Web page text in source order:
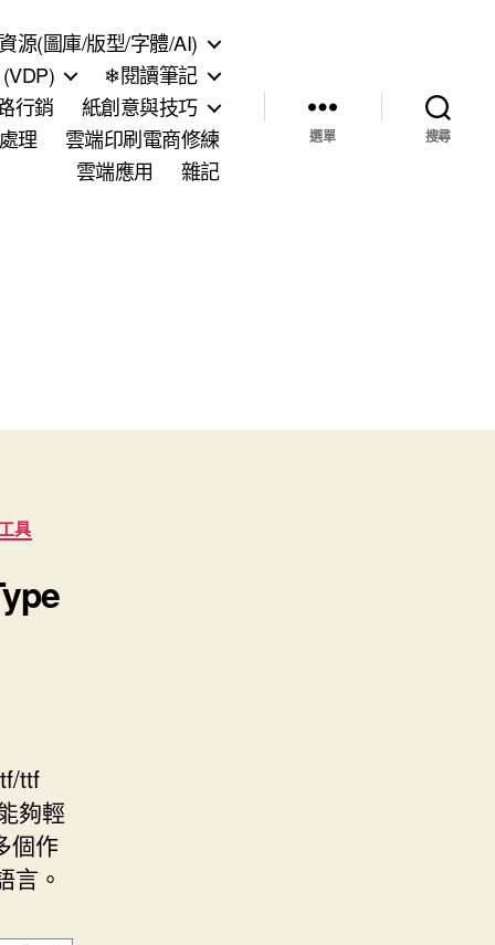
源(圖庫/版型/字體/AI)
❄閱讀筆記
行銷
紙創意與技巧
理
雲端印刷電商修練
雲端應用
雜記
選單 搜尋
具
ttf
夠輕
個作
言。